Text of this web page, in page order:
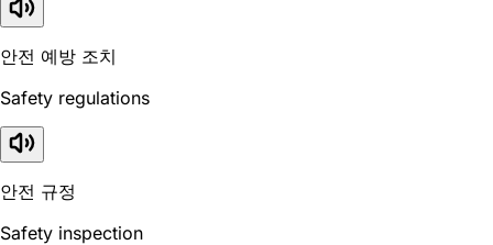
안전 예방 조치
Safety regulations
안전 규정
Safety inspection